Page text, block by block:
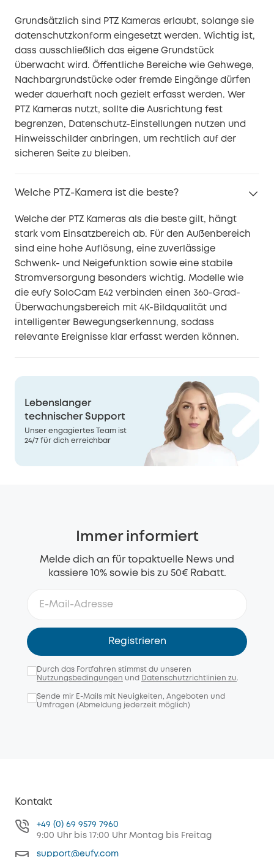
Grundsätzlich sind PTZ Kameras erlaubt, solange sie
datenschutzkonform eingesetzt werden. Wichtig ist,
dass ausschließlich das eigene Grundstück
überwacht wird. Öffentliche Bereiche wie Gehwege,
Nachbargrundstücke oder fremde Eingänge dürfen
weder dauerhaft noch gezielt erfasst werden. Wer
PTZ Kameras nutzt, sollte die Ausrichtung fest
begrenzen, Datenschutz-Einstellungen nutzen und
Hinweisschilder anbringen, um rechtlich auf der
sicheren Seite zu bleiben.
Welche PTZ-Kamera ist die beste?
Welche der PTZ Kameras als die beste gilt, hängt
stark vom Einsatzbereich ab. Für den Außenbereich
sind eine hohe Auflösung, eine zuverlässige
Schwenk- und Neigefunktion sowie eine stabile
Stromversorgung besonders wichtig. Modelle wie
die eufy SoloCam E42 verbinden einen 360-Grad-
Überwachungsbereich mit 4K-Bildqualität und
intelligenter Bewegungserkennung, sodass
relevante Ereignisse klar erfasst werden können.
Lebenslanger
technischer Support
Unser engagiertes Team ist
24/7 für dich erreichbar
Immer informiert
Melde dich an für topaktuelle News und
kassiere 10% sowie bis zu 50€ Rabatt.
Registrieren
Durch das Fortfahren stimmst du unseren
Nutzungsbedingungen und Datenschutzrichtlinien zu.
Sende mir E-Mails mit Neuigkeiten, Angeboten und
Umfragen (Abmeldung jederzeit möglich)
Kontakt
+49 (0) 69 9579 7960
9:00 Uhr bis 17:00 Uhr Montag bis Freitag
support@eufy.com